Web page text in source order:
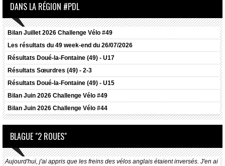
DANS LA RÉGION #PDL
Bilan Juillet 2026 Challenge Vélo #49
Les résultats du 49 week-end du 26/07/2026
Résultats Doué-la-Fontaine (49) - U17
Résultats Sœurdres (49) - 2-3
Résultats Doué-la-Fontaine (49) - U15
Bilan Juin 2026 Challenge Vélo #49
Bilan Juin 2026 Challenge Vélo #44
BLAGUE "2 ROUES"
Aujourd'hui, j'ai appris que les freins des vélos anglais étaient inversés. J'en ai